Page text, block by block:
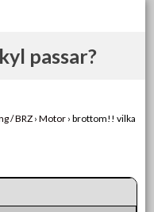
passar?
/ BRZ › Motor › brottom!! vilka